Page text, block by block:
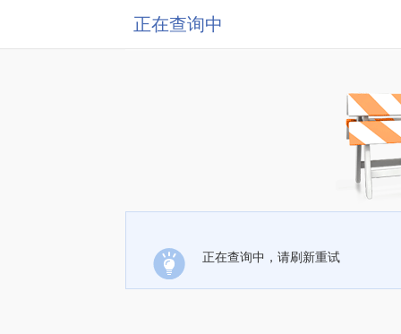
正在查询中
正在查询中，请刷新重试